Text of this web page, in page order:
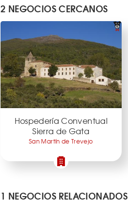
2 NEGOCIOS CERCANOS
Hospedería Conventual
Sierra de Gata
San Martín de Trevejo
1 NEGOCIOS RELACIONADOS